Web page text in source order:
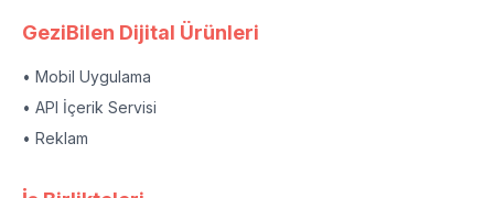
GeziBilen Dijital Ürünleri
• Mobil Uygulama
• API İçerik Servisi
• Reklam